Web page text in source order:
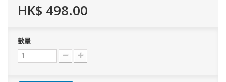
HK$ 498.00
數量